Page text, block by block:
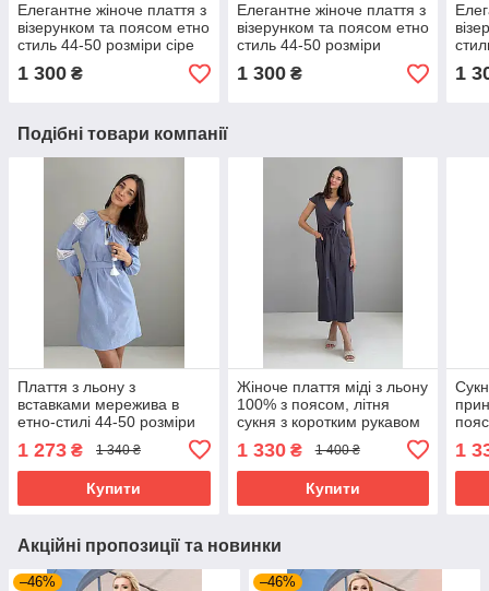
Елегантне жіноче плаття з
візерунком та поясом етно
стиль 44-50 розміри сіре
1 300 ₴
Елегантне жіноче плаття з
візерунком та поясом етно
стиль 44-50 розміри
1 300₴ 1
Подібні товари компанії
Плаття з льону з
вставками мережива в
етно-стилі 44-50 розміри
1 273 ₴ 1 340 ₴
Купити
Жіноче плаття міді з льону
100% з поясом, літня
сукня з коротким рукавом
розміри
1 330₴ 1 400 ₴
Купити
1
Акційні пропозиції та новинки
–46% –46%